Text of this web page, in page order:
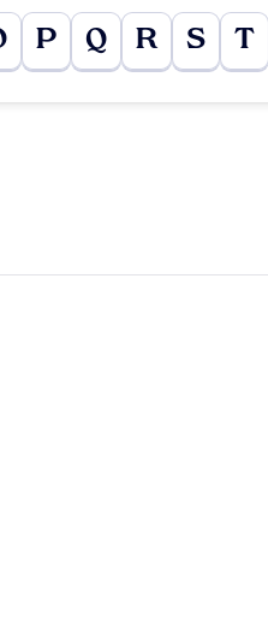
P Q R S T